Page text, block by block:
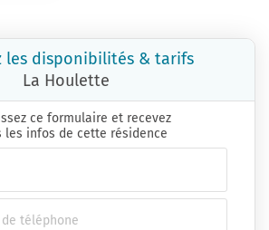
les disponibilités & tarifs
La Houlette
ce formulaire et recevez
les infos de cette résidence